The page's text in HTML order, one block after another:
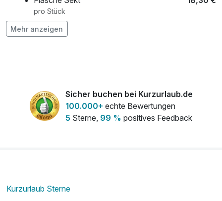
pro Stück
Obstkorb
Mehr anzeigen
Sicher buchen bei Kurzurlaub.de
100.000+ echte Bewertungen
5 Sterne, 99 % positives Feedback
Kurzurlaub Sterne